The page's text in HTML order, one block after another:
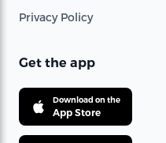
Privacy Policy
Get the app
Download on the
App Store